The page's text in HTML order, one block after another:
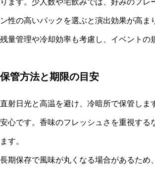
ります。少人数や宅飲みでは、好みのフ
ン性の高いパックを選ぶと演出効果が高ま
残量管理や冷却効率も考慮し、イベント
保管方法と期限の目安
直射日光と高温を避け、冷暗所で保管し
安心です。香味のフレッシュさを重視す
ます。
長期保存で風味が丸くなる場合があるた